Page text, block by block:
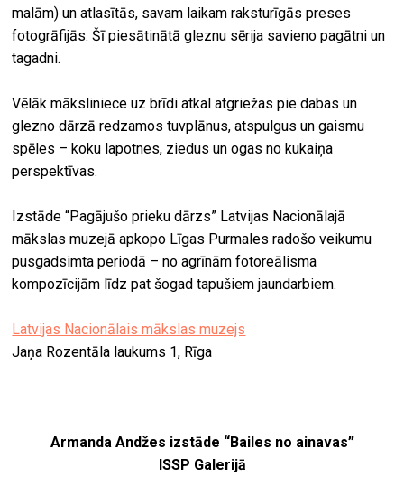
malām) un atlasītās, savam laikam raksturīgās preses
fotogrāfijās. Šī piesātinātā gleznu sērija savieno pagātni un
tagadni.
Vēlāk māksliniece uz brīdi atkal atgriežas pie dabas un
glezno dārzā redzamos tuvplānus, atspulgus un gaismu
spēles – koku lapotnes, ziedus un ogas no kukaiņa
perspektīvas.
Izstāde “Pagājušo prieku dārzs” Latvijas Nacionālajā
mākslas muzejā apkopo Līgas Purmales radošo veikumu
pusgadsimta periodā – no agrīnām fotoreālisma
kompozīcijām līdz pat šogad tapušiem jaundarbiem.
Latvijas Nacionālais mākslas muzejs
Jaņa Rozentāla laukums 1, Rīga
Armanda Andžes izstāde “Bailes no ainavas”
ISSP Galerijā